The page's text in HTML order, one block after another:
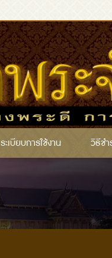
ระเบียบการใช้งาน วิธีชำ